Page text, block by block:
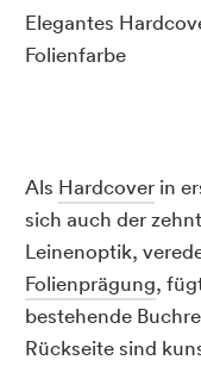
Elegantes
Folienfarbe
Als Hardcover in
sich auch der
Leinenoptik,
Folienprägung,
bestehende
Rückseite sind